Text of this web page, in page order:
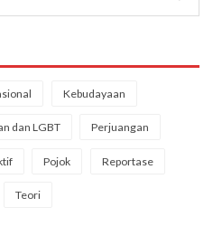
Kebudayaan
dan LGBT Perjuangan
Pojok Reportase
Teori